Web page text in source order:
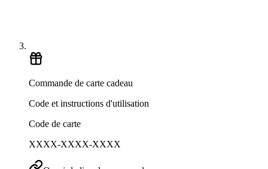
Commande de carte cadeau
Code et instructions d'utilisation
Code de carte
XXXX-XXXX-XXXX